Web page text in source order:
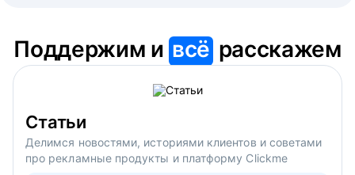
Поддержим ивсё расскажем
Статьи
Делимся новостями, историями клиентов и советами
про рекламные продукты и платформу Clickme